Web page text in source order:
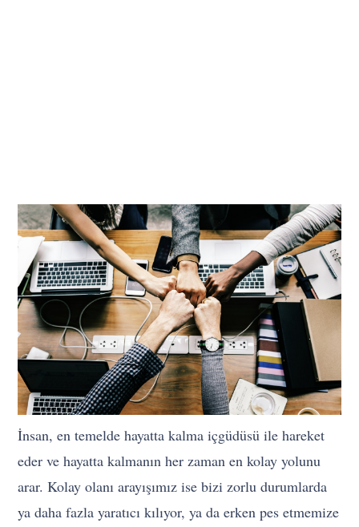
İnsan, en temelde hayatta kalma içgüdüsü ile hareket
eder ve hayatta kalmanın her zaman en kolay yolunu
arar. Kolay olanı arayışımız ise bizi zorlu durumlarda
ya daha fazla yaratıcı kılıyor, ya da erken pes etmemize